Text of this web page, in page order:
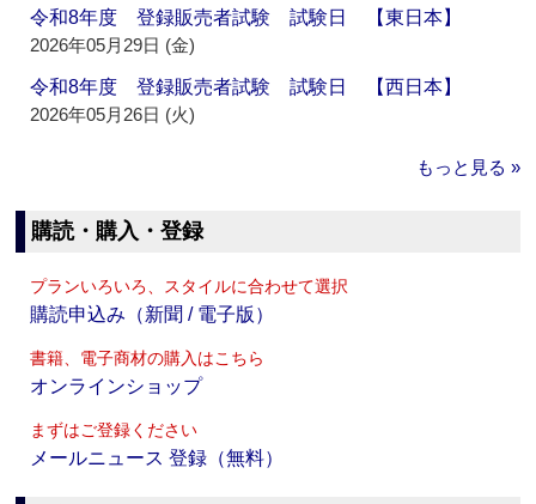
令和8年度 登録販売者試験 試験日 【東日本】
2026年05月29日 (金)
令和8年度 登録販売者試験 試験日 【西日本】
2026年05月26日 (火)
もっと見る »
購読・購入・登録
プランいろいろ、スタイルに合わせて選択
購読申込み（新聞 / 電子版）
書籍、電子商材の購入はこちら
オンラインショップ
まずはご登録ください
メールニュース 登録（無料）